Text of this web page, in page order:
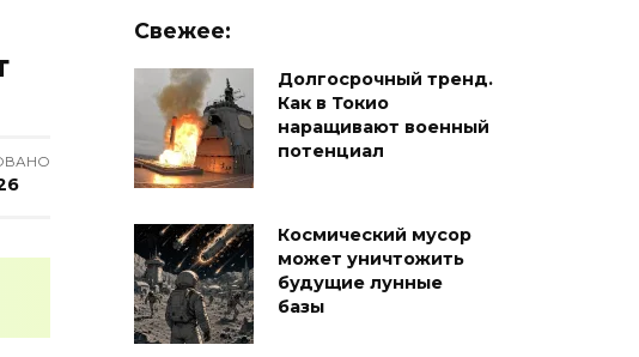
Свежее:
Долгосрочный тренд.
Как в Токио
наращивают военный
потенциал
Космический мусор
может уничтожить
будущие лунные
базы